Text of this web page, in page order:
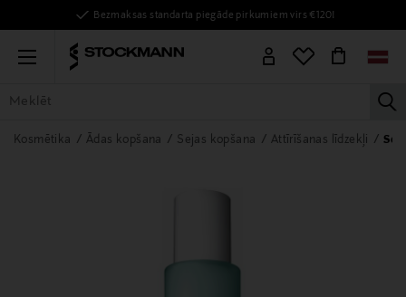
Bezmaksas standarta piegāde pirkumiem virs €120!
Menu
VISAS PRECES SIEVIETĒM VĪRIEŠIEM BĒRNIEM MĀJAI
Kosmētika Ādas kopšana Sejas kopšana Attīrīšanas līdzekļi